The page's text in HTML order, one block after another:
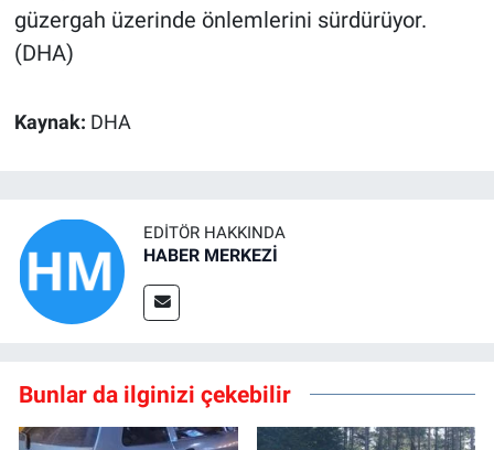
güzergah üzerinde önlemlerini sürdürüyor.
(DHA)
Kaynak: DHA
EDITÖR HAKKINDA
HABER MERKEZİ
Bunlar da ilginizi çekebilir